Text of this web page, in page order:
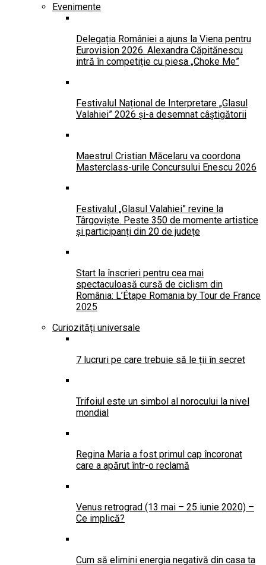
Evenimente
Delegația României a ajuns la Viena pentru
Eurovision 2026. Alexandra Căpitănescu
intră în competiție cu piesa „Choke Me”
Festivalul Național de Interpretare „Glasul
Valahiei” 2026 și-a desemnat câștigătorii
Maestrul Cristian Măcelaru va coordona
Masterclass-urile Concursului Enescu 2026
Festivalul „Glasul Valahiei” revine la
Târgoviște. Peste 350 de momente artistice
și participanți din 20 de județe
Start la înscrieri pentru cea mai
spectaculoasă cursă de ciclism din
România: L’Étape Romania by Tour de France
2025
Curiozități universale
7 lucruri pe care trebuie să le ții în secret
Trifoiul este un simbol al norocului la nivel
mondial
Regina Maria a fost primul cap încoronat
care a apărut într-o reclamă
Venus retrograd (13 mai – 25 iunie 2020) –
Ce implică?
Cum să elimini energia negativă din casa ta